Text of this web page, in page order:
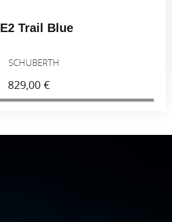
E2 Trail Blue
SCHUBERTH
829,00 €